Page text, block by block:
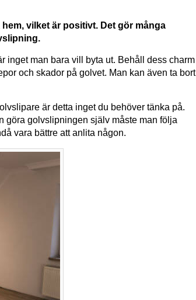
vilket är positivt. Det gör många
inget man bara vill byta ut. Behåll dess charm
och skador på golvet. Man kan även ta bort
är detta inget du behöver tänka på.
göra golvslipningen själv måste man följa
vara bättre att anlita någon.